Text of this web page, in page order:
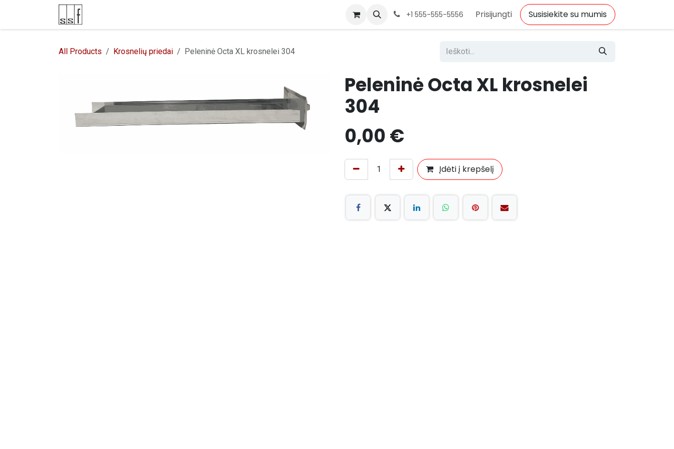
Skip to Content
+1 555-555-5556 Prisijungti Susisiekite su mumis
All Products Krosnelių priedai Peleninė Octa XL krosnelei 304
Peleninė Octa XL krosnelei
304
0,00€
Įdėti į krepšelį